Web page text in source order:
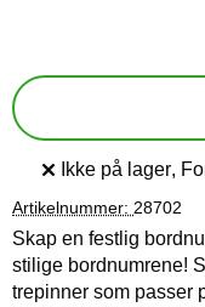
Handle dette
Ikke på lager,
Artikelnummer: 28702
Skap en festlig
stilige bordnumrene!
trepinner som passer